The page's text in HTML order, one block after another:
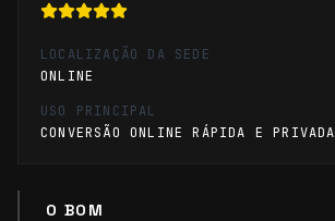
LOCALIZAÇÃO DA SEDE
ONLINE
USO PRINCIPAL
CONVERSÃO ONLINE RÁPIDA E PRIVADA
O BOM